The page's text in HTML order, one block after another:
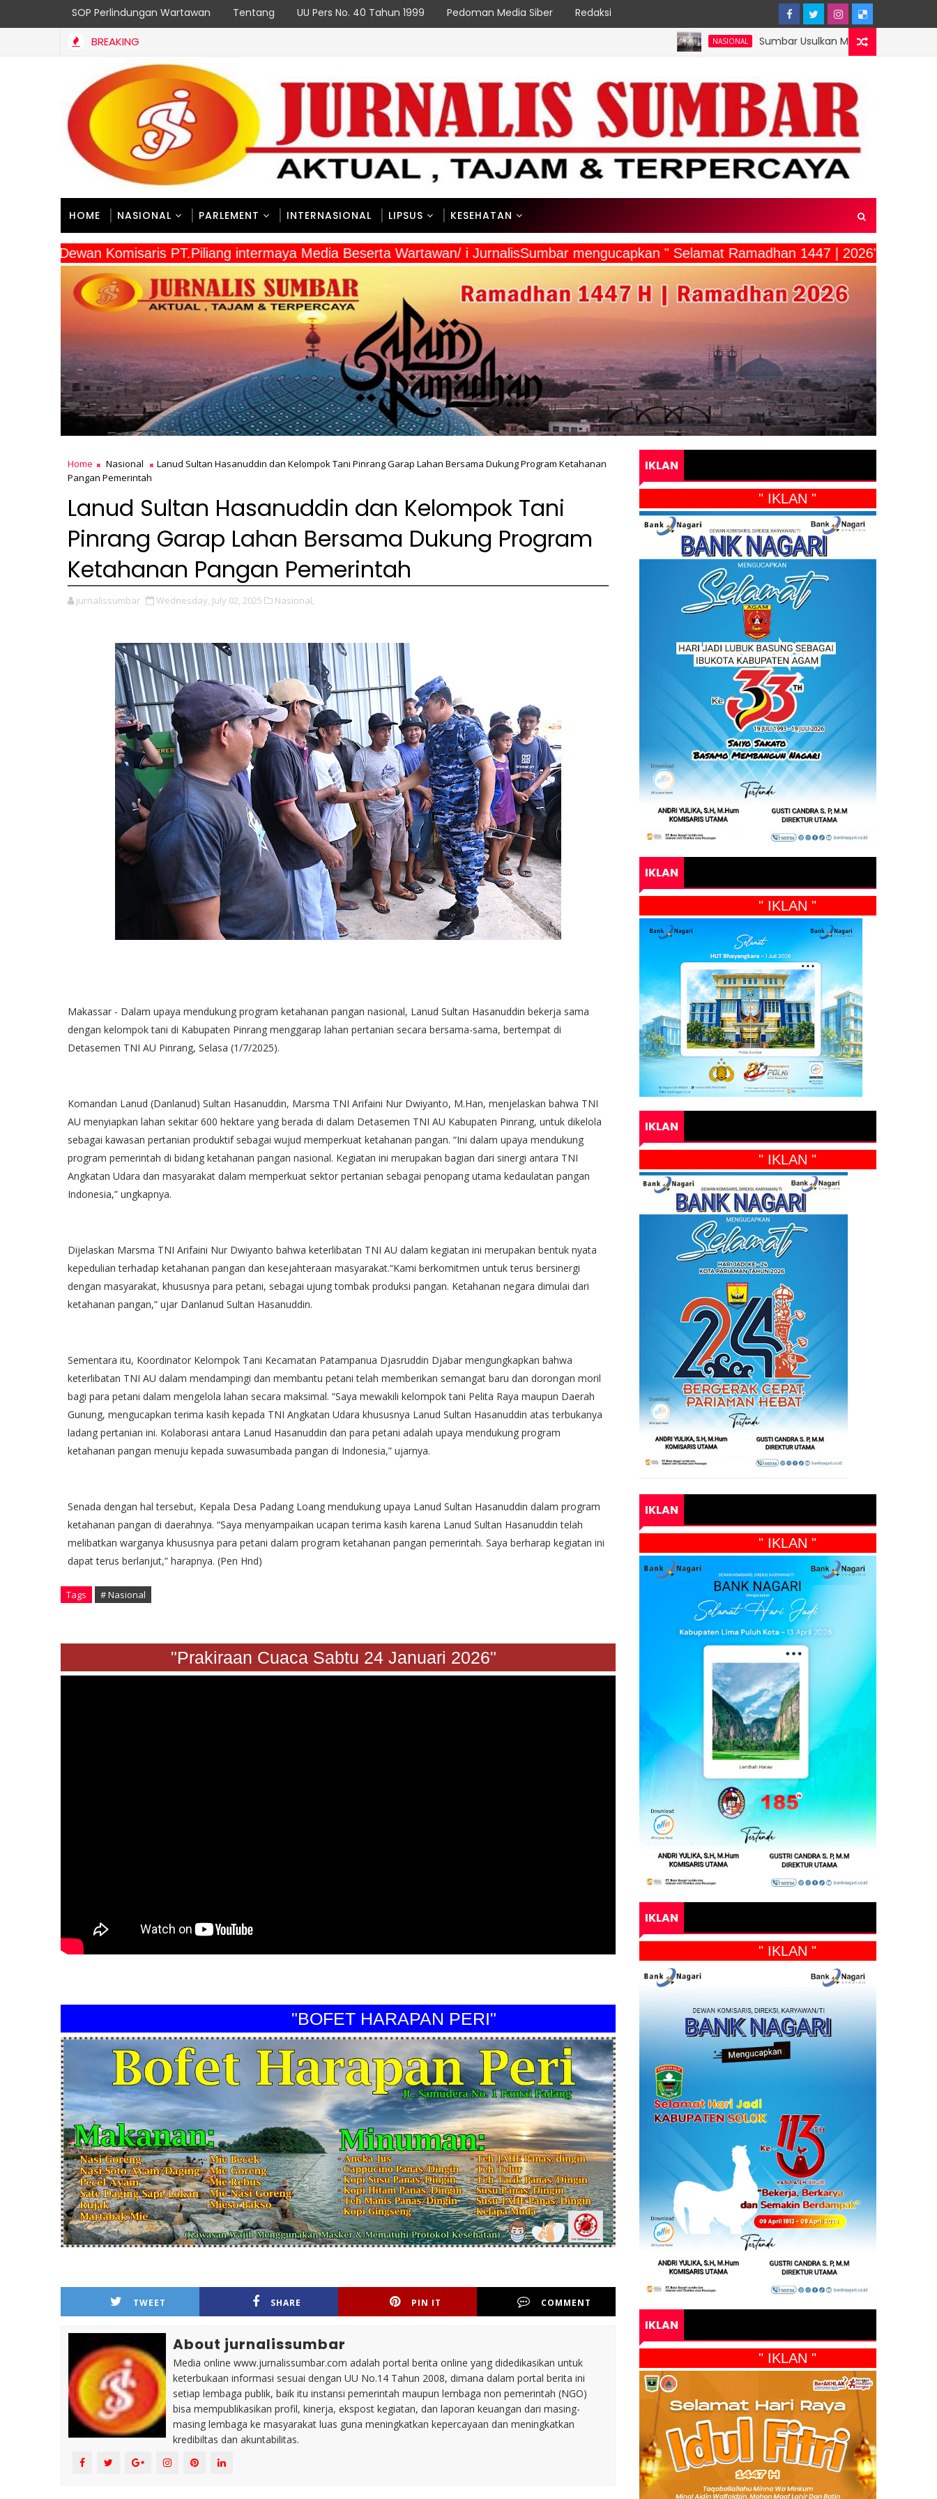
SOP Perlindungan Wartawan Tentang UU Pers No. 40 Tahun 1999 Pedoman Media Siber Redaksi
BREAKING Sumbar Usulkan Mentawai Jadi Kawasan Tambak
HOME NASIONAL PARLEMENT INTERNASIONAL LIPSUS KESEHATAN
" Dewan Komisaris PT.Piliang intermaya Media Beserta Wartawan/ i JurnalisSumbar mengucapkan " Selamat Ramadhan 1447 | 2026"
Home Nasional
Lanud Sultan Hasanuddin dan Kelompok Tani Pinrang Garap Lahan Bersama Dukung Program Ketahanan
Pangan Pemerintah
Lanud Sultan Hasanuddin dan Kelompok Tani
Pinrang Garap Lahan Bersama Dukung Program
Ketahanan Pangan Pemerintah
jurnalissumbar Wednesday, July 02, 2025 Nasional,
Makassar - Dalam upaya mendukung program ketahanan pangan nasional, Lanud Sultan Hasanuddin bekerja sama
dengan kelompok tani di Kabupaten Pinrang menggarap lahan pertanian secara bersama-sama, bertempat di
Detasemen TNI AU Pinrang, Selasa (1/7/2025).
Komandan Lanud (Danlanud) Sultan Hasanuddin, Marsma TNI Arifaini Nur Dwiyanto, M.Han, menjelaskan bahwa TNI
AU menyiapkan lahan sekitar 600 hektare yang berada di dalam Detasemen TNI AU Kabupaten Pinrang, untuk dikelola
sebagai kawasan pertanian produktif sebagai wujud memperkuat ketahanan pangan. “Ini dalam upaya mendukung
program pemerintah di bidang ketahanan pangan nasional. Kegiatan ini merupakan bagian dari sinergi antara TNI
Angkatan Udara dan masyarakat dalam memperkuat sektor pertanian sebagai penopang utama kedaulatan pangan
Indonesia,” ungkapnya.
Dijelaskan Marsma TNI Arifaini Nur Dwiyanto bahwa keterlibatan TNI AU dalam kegiatan ini merupakan bentuk nyata
kepedulian terhadap ketahanan pangan dan kesejahteraan masyarakat.“Kami berkomitmen untuk terus bersinergi
dengan masyarakat, khususnya para petani, sebagai ujung tombak produksi pangan. Ketahanan negara dimulai dari
ketahanan pangan,” ujar Danlanud Sultan Hasanuddin.
Sementara itu, Koordinator Kelompok Tani Kecamatan Patampanua Djasruddin Djabar mengungkapkan bahwa
keterlibatan TNI AU dalam mendampingi dan membantu petani telah memberikan semangat baru dan dorongan moril
bagi para petani dalam mengelola lahan secara maksimal. “Saya mewakili kelompok tani Pelita Raya maupun Daerah
Gunung, mengucapkan terima kasih kepada TNI Angkatan Udara khususnya Lanud Sultan Hasanuddin atas terbukanya
ladang pertanian ini. Kolaborasi antara Lanud Hasanuddin dan para petani adalah upaya mendukung program
ketahanan pangan menuju kepada suwasumbada pangan di Indonesia,” ujarnya.
‎Senada dengan hal tersebut, Kepala Desa Padang Loang mendukung upaya Lanud Sultan Hasanuddin dalam program
ketahanan pangan di daerahnya. “Saya menyampaikan ucapan terima kasih karena Lanud Sultan Hasanuddin telah
melibatkan warganya khususnya para petani dalam program ketahanan pangan pemerintah. Saya berharap kegiatan ini
dapat terus berlanjut,” harapnya. (Pen Hnd)
Tags # Nasional
"Prakiraan Cuaca Sabtu 24 Januari 2026"
"BOFET HARAPAN PERI"
TWEET SHARE PIN IT COMMENT
About jurnalissumbar
Media online www.jurnalissumbar.com adalah portal berita online yang didedikasikan untuk
keterbukaan informasi sesuai dengan UU No.14 Tahun 2008, dimana dalam portal berita ini
setiap lembaga publik, baik itu instansi pemerintah maupun lembaga non pemerintah (NGO)
bisa mempublikasikan profil, kinerja, ekspost kegiatan, dan laporan keuangan dari masing-
masing lembaga ke masyarakat luas guna meningkatkan kepercayaan dan meningkatkan
kredibiltas dan akuntabilitas.
IKLAN
" IKLAN "
IKLAN
" IKLAN "
IKLAN
" IKLAN "
IKLAN
" IKLAN "
IKLAN
" IKLAN "
IKLAN
" IKLAN "